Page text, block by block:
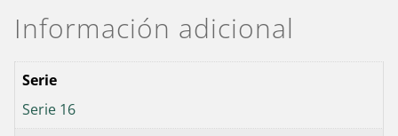
Información adicional
Serie
Serie 16